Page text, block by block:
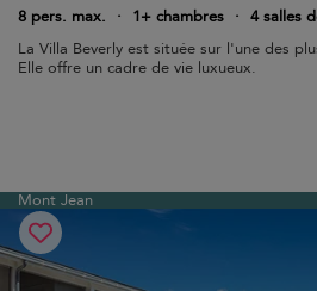
8 pers. max. · 1+ chambres · 4 salles
La Villa Beverly est située sur l'une des
Elle offre un cadre de vie luxueux.
Mont Jean